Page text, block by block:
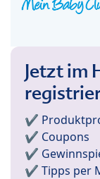
Jetzt im
✔️
✔️ Coupons
✔️
✔️ Tipps per